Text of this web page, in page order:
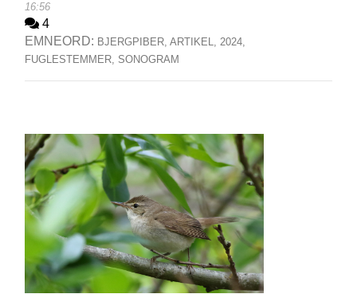
16:56
4
EMNEORD: BJERGPIBER, ARTIKEL, 2024,
FUGLESTEMMER, SONOGRAM